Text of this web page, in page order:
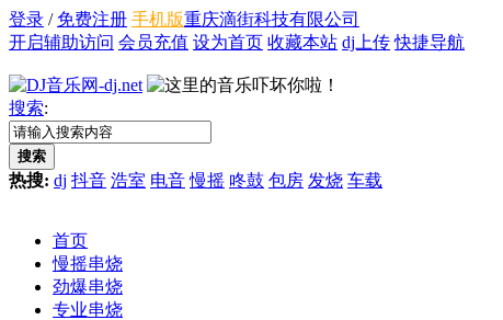
登录 / 免费注册 手机版重庆滴街科技有限公司
开启辅助访问 会员充值 设为首页 收藏本站 dj上传 快捷导航
搜索:
搜索
热搜: dj 抖音 浩室 电音 慢摇 咚鼓 包房 发烧 车载
首页
慢摇串烧
劲爆串烧
专业串烧